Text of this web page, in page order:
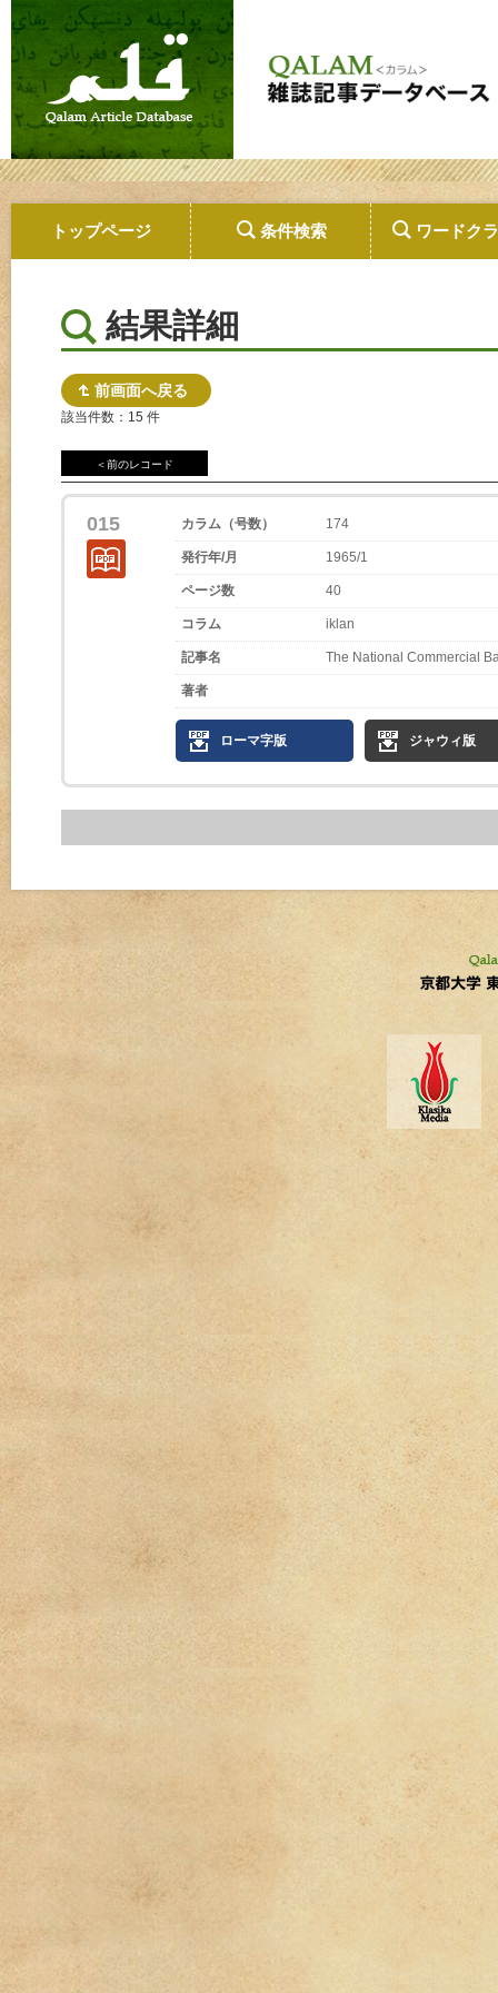
トップページ 条件検索 ワードク
結果詳細
前画面へ戻る
該当件数：15 件
＜前のレコード
015 カラム（号数） 174
発行年/月 1965/1
ページ数 40
コラム iklan
記事名 The National Commercial
著者
ローマ字版 ジャウィ版